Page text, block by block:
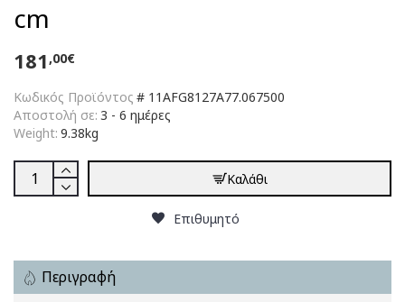
cm
Κωδικός Προϊόντος # 11AFG8127A77.067500
Αποστολή σε: 3 - 6 ημέρες
Weight: 9.38kg
181 ,00€
Καλάθι
Επιθυμητό
Περιγραφή